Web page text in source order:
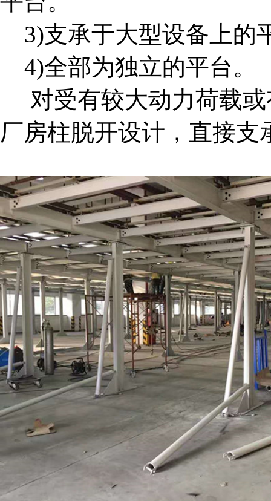
3)支承于大型设备上的
4)全部为独立的平台。
对受有较大动力荷载或
厂房柱脱开设计，直接支